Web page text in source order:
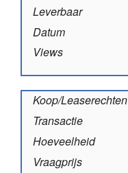
Leverbaar
Datum
Views
Koop/Leaserechten
Transactie
Hoeveelheid
Vraagprijs